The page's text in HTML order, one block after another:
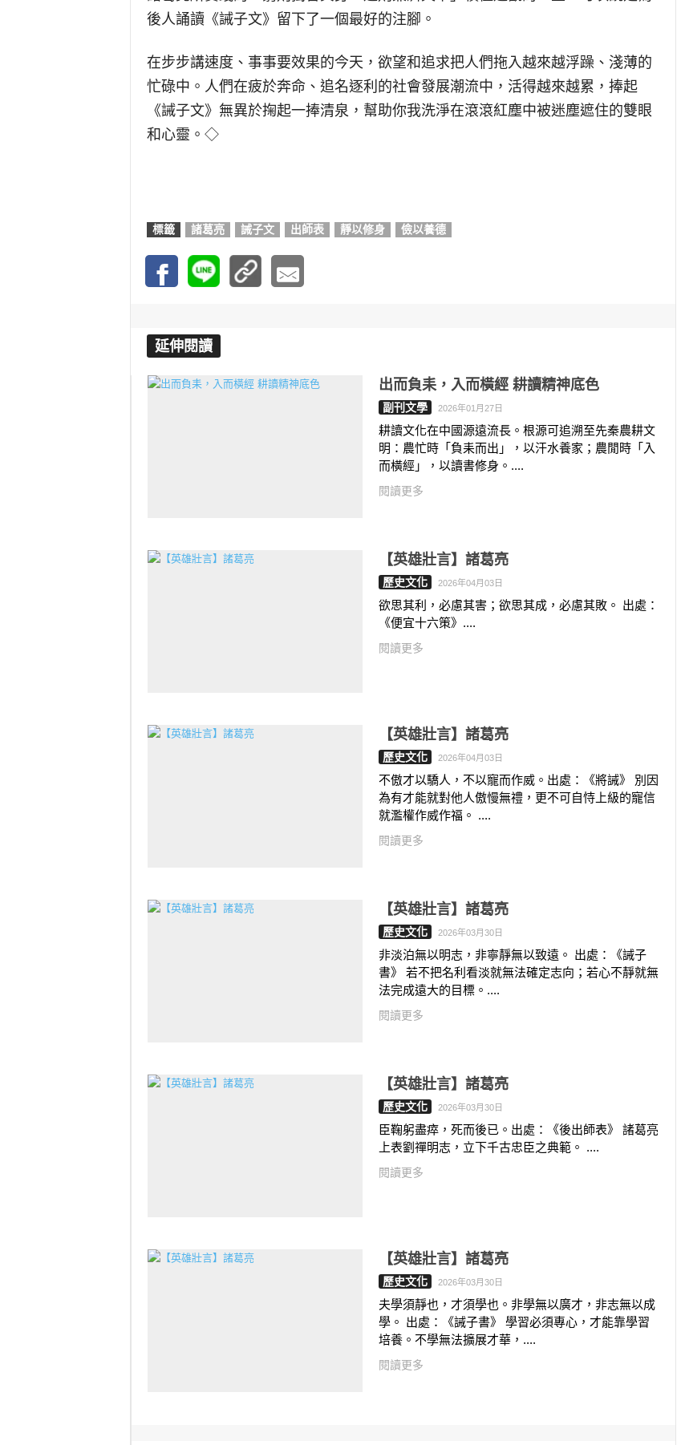
後人誦讀《誡子文》留下了一個最好的注腳。
在步步講速度、事事要效果的今天，欲望和追求把人們拖入越來越浮躁、淺薄的
忙碌中。人們在疲於奔命、追名逐利的社會發展潮流中，活得越來越累，捧起
《誡子文》無異於掬起一捧清泉，幫助你我洗淨在滾滾紅塵中被迷塵遮住的雙眼
和心靈。◇
標籤 諸葛亮 誡子文 出師表 靜以修身 儉以養德
延伸閱讀
出而負耒，入而橫經 耕讀精神底色
副刊文學 2026年01月27日
耕讀文化在中國源遠流長。根源可追溯至先秦農耕文
明：農忙時「負耒而出」，以汗水養家；農閒時「入
而橫經」，以讀書修身。....
閱讀更多
【英雄壯言】諸葛亮
歷史文化 2026年04月03日
欲思其利，必慮其害；欲思其成，必慮其敗。 出處：
《便宜十六策》....
閱讀更多
【英雄壯言】諸葛亮
歷史文化 2026年04月03日
不傲才以驕人，不以寵而作威。出處：《將誡》 別因
為有才能就對他人傲慢無禮，更不可自恃上級的寵信
就濫權作威作福。 ....
閱讀更多
【英雄壯言】諸葛亮
歷史文化 2026年03月30日
非淡泊無以明志，非寧靜無以致遠。 出處：《誡子
書》 若不把名利看淡就無法確定志向；若心不靜就無
法完成遠大的目標。....
閱讀更多
【英雄壯言】諸葛亮
歷史文化 2026年03月30日
臣鞠躬盡瘁，死而後已。出處：《後出師表》 諸葛亮
上表劉禪明志，立下千古忠臣之典範。 ....
閱讀更多
【英雄壯言】諸葛亮
歷史文化 2026年03月30日
夫學須靜也，才須學也。非學無以廣才，非志無以成
學。 出處：《誡子書》 學習必須專心，才能靠學習
培養。不學無法擴展才華，....
閱讀更多